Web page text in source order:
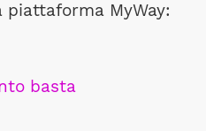
MyWay:
basta